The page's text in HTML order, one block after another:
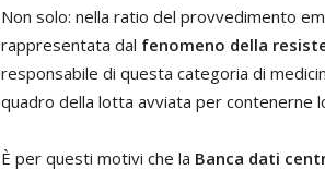
Non solo: nella ratio del provvedimento
rappresentata dal fenomeno della
responsabile di questa categoria di
quadro della lotta avviata per contenerne
È per questi motivi che la Banca dati